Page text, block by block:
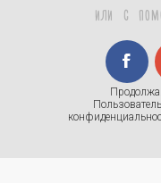
или с